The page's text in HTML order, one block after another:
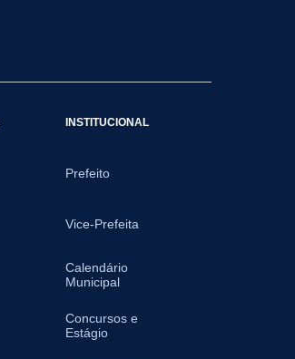
INSTITUCIONAL
Prefeito
Vice-Prefeita
Calendário
Municipal
Concursos e
Estágio